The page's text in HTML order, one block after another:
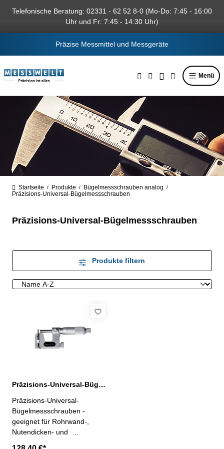
springen
Telefonische Beratung: 02331 - 62 52 8-0 (Mo-Do: 7:45 - 16:00
Uhr und Fr: 7:45 - 14:30 Uhr)
Präzise Messmittel und Messgeräte
Menü
Startseite / Produkte / Bügelmessschrauben analog /
Präzisions-Universal-Bügelmessschrauben
Präzisions-Universal-Bügelmessschrauben
Produkte filtern
Präzisions-Universal-Bügelmessschrauben 0 - 25 mm
Präzisions-Universal-
Bügelmessschrauben -
geeignet für Rohrwand-,
Nutendicken- und